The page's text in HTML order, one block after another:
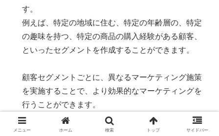
す。
例えば、特定の地域に住む、特定の年齢層の、特定
の趣味を持つ、特定の商品の購入経験がある顧客、
といったセグメントを作成することができます。
顧客セグメントごとに、異なるマーケティング施策
を実施することで、より効果的なマーケティングを
行うことができます。
例えば、特定のセグメントに対して、特別なキャン
ペーンを実施したり、特定のセグメントに対して、
メニュー ホーム 検索 トップ サイドバー